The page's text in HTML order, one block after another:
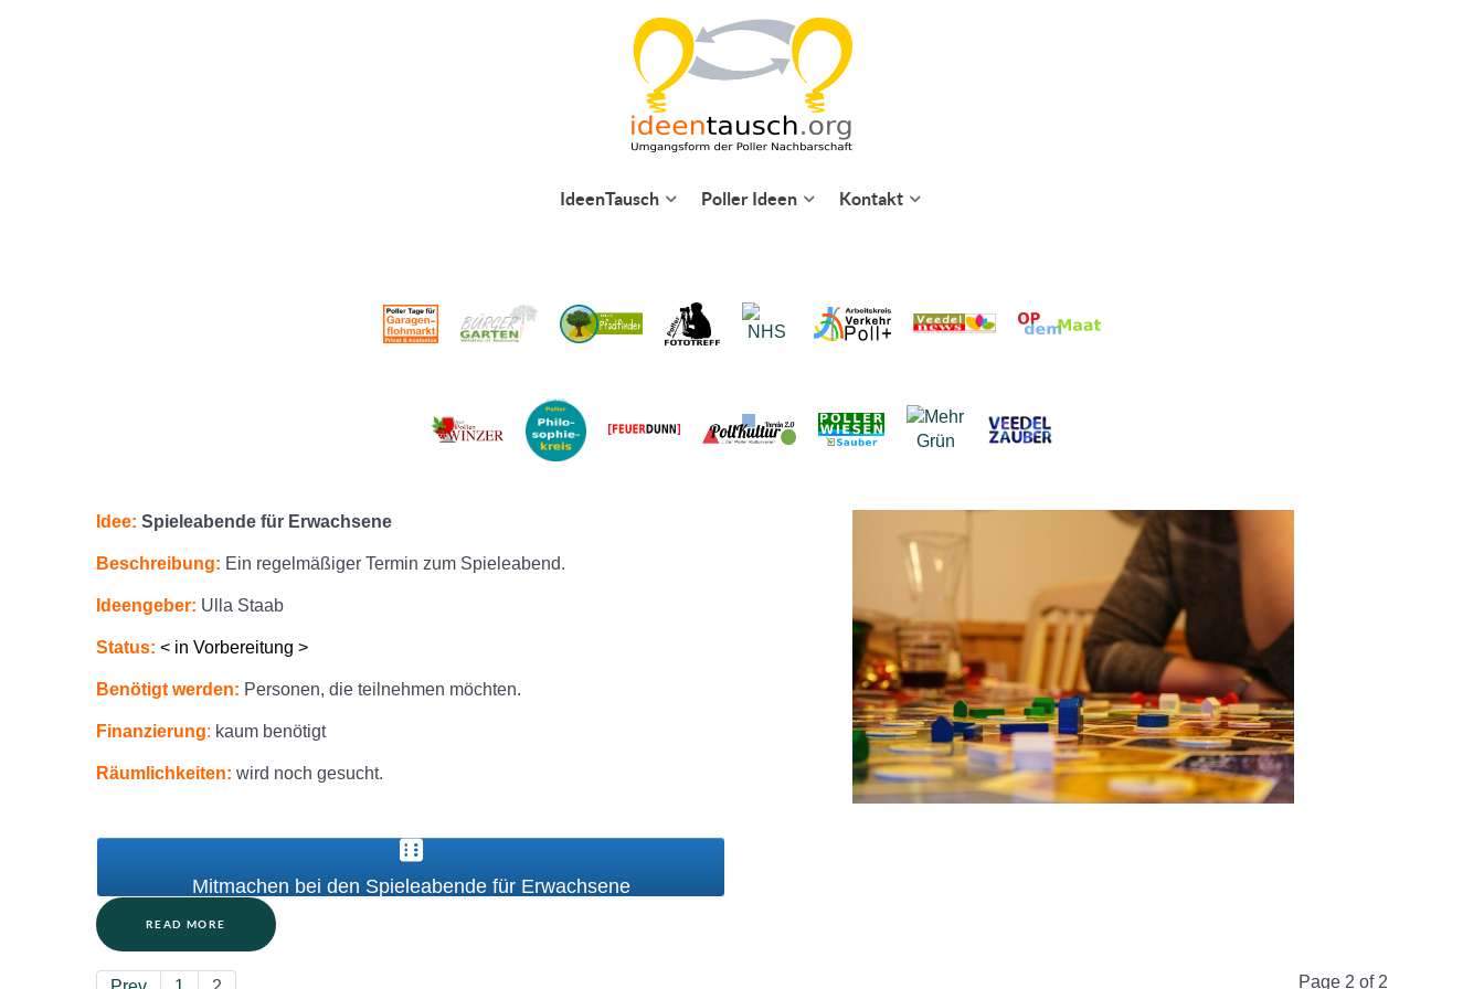
IdeenTausch Poller Ideen Kontakt
Idee: Spieleabende für Erwachsene
Beschreibung: Ein regelmäßiger Termin zum Spieleabend.
Ideengeber: Ulla Staab
Status: < in Vorbereitung >
Benötigt werden: Personen, die teilnehmen möchten.
Finanzierung: kaum benötigt
Räumlichkeiten: wird noch gesucht.
Mitmachen bei den Spieleabende für Erwachsene
READ MORE
Page 2 of 2